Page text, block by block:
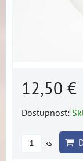
12,50 €
Dostupnosť:
ks